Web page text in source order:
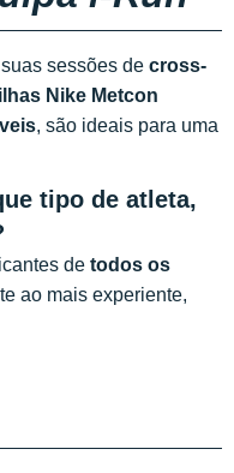
sessões de cross-
Nike Metcon
, são ideais para uma
tipo de atleta,
de todos os
ao mais experiente,